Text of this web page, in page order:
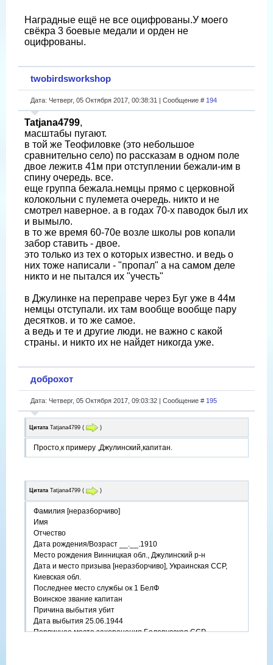
Наградные ещё не все оцифрованы.У моего
свёкра 3 боевые медали и орден не
оцифрованы.
twobirdsworkshop
Дата: Четверг, 05 Октября 2017, 00:38:31 | Сообщение # 194
Tatjana4799,
масштабы пугают.
в той же Теофиловке (это небольшое
сравнительно село) по рассказам в одном поле
двое лежит.в 41м при отступлении бежали-им в
спину очередь. все.
еще группа бежала.немцы прямо с церковной
колокольни с пулемета очередь. никто и не
смотрел наверное. а в годах 70-х паводок был их
и вымыло.
в то же время 60-70е возле школы ров копали
забор ставить - двое.
это только из тех о которых известно. и ведь о
них тоже написали - "пропал" а на самом деле
никто и не пытался их "учесть"
в Джулинке на переправе через Буг уже в 44м
немцы отступали. их там вообще вообще пару
десятков. и то же самое.
а ведь и те и другие люди. не важно с какой
страны. и никто их не найдет никогда уже.
доброхот
Дата: Четверг, 05 Октября 2017, 09:03:32 | Сообщение # 195
Цитата Tatjana4799 ( )
Просто,к примеру ,Джулинский,капитан.
Цитата Tatjana4799 ( )
Фамилия [неразборчиво]
Имя
Отчество
Дата рождения/Возраст __.__.1910
Место рождения Винницкая обл., Джулинский р-н
Дата и место призыва [неразборчиво], Украинская ССР,
Киевская обл.
Последнее место службы ок 1 БелФ
Воинское звание капитан
Причина выбытия убит
Дата выбытия 25.06.1944
Первичное место захоронения Белорусская ССР,